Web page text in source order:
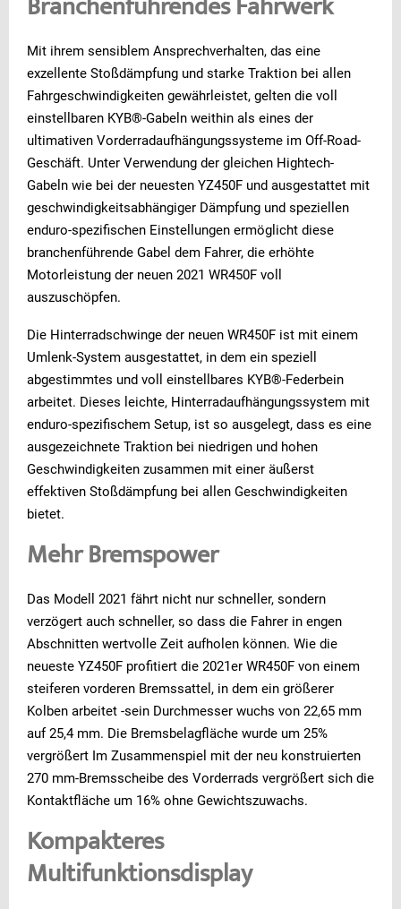
Branchenführendes Fahrwerk
Mit ihrem sensiblem Ansprechverhalten, das eine
exzellente Stoßdämpfung und starke Traktion bei allen
Fahrgeschwindigkeiten gewährleistet, gelten die voll
einstellbaren KYB®-Gabeln weithin als eines der
ultimativen Vorderradaufhängungssysteme im Off-Road-
Geschäft. Unter Verwendung der gleichen Hightech-
Gabeln wie bei der neuesten YZ450F und ausgestattet mit
geschwindigkeitsabhängiger Dämpfung und speziellen
enduro-spezifischen Einstellungen ermöglicht diese
branchenführende Gabel dem Fahrer, die erhöhte
Motorleistung der neuen 2021 WR450F voll
auszuschöpfen.
Die Hinterradschwinge der neuen WR450F ist mit einem
Umlenk-System ausgestattet, in dem ein speziell
abgestimmtes und voll einstellbares KYB®-Federbein
arbeitet. Dieses leichte, Hinterradaufhängungssystem mit
enduro-spezifischem Setup, ist so ausgelegt, dass es eine
ausgezeichnete Traktion bei niedrigen und hohen
Geschwindigkeiten zusammen mit einer äußerst
effektiven Stoßdämpfung bei allen Geschwindigkeiten
bietet.
Mehr Bremspower
Das Modell 2021 fährt nicht nur schneller, sondern
verzögert auch schneller, so dass die Fahrer in engen
Abschnitten wertvolle Zeit aufholen können. Wie die
neueste YZ450F profitiert die 2021er WR450F von einem
steiferen vorderen Bremssattel, in dem ein größerer
Kolben arbeitet -sein Durchmesser wuchs von 22,65 mm
auf 25,4 mm. Die Bremsbelagfläche wurde um 25%
vergrößert Im Zusammenspiel mit der neu konstruierten
270 mm-Bremsscheibe des Vorderrads vergrößert sich die
Kontaktfläche um 16% ohne Gewichtszuwachs.
Kompakteres
Multifunktionsdisplay